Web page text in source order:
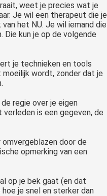
weet je precies wat je
Je wil een therapeut die je
het NU. Je wil iemand die
Die kun je op de volgende
je technieken en tools
wordt, zonder dat je
regie over je eigen
is een gegeven, de
door de
opmerking van een
op je bek gaat (en dat
je snel en sterker dan